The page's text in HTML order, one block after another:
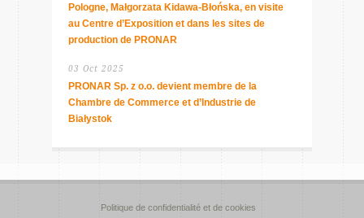
Pologne, Małgorzata Kidawa-Błońska, en visite
au Centre d’Exposition et dans les sites de
production de PRONAR
03 Oct 2025
PRONAR Sp. z o.o. devient membre de la
Chambre de Commerce et d’Industrie de
Białystok
Politique de confidentialité et de cookies